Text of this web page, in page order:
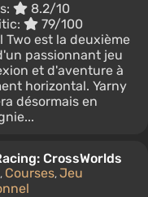
8.2/10
79/100
Two est la deuxième
passionnant jeu
et d'aventure à
horizontal. Yarny
désormais en
CrossWorlds
, Courses, Jeu